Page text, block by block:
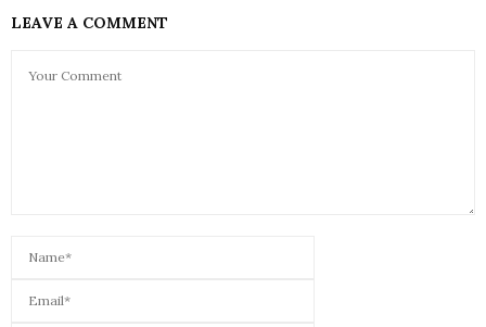
LEAVE A COMMENT